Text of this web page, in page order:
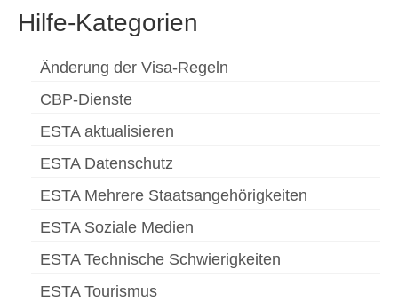
Hilfe-Kategorien
Änderung der Visa-Regeln
CBP-Dienste
ESTA aktualisieren
ESTA Datenschutz
ESTA Mehrere Staatsangehörigkeiten
ESTA Soziale Medien
ESTA Technische Schwierigkeiten
ESTA Tourismus